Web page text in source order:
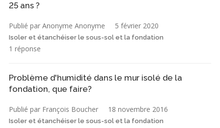
25 ans ?
Publié par Anonyme Anonyme 5 février 2020
Isoler et étanchéiser le sous-sol et la fondation
1 réponse
Problème d'humidité dans le mur isolé de la
fondation, que faire?
Publié par François Boucher 18 novembre 2016
Isoler et étanchéiser le sous-sol et la fondation